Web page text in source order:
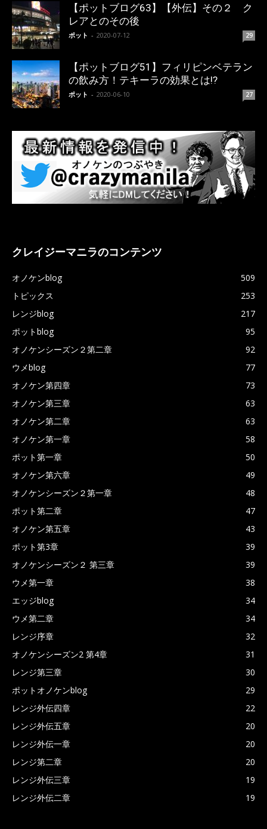
【ポットブログ63】【外伝】その２ ク
レアとのその後
ポット - 2020-07-12 29
【ポットブログ51】フィリピンベテラン
の飲み方！テキーラの効果とは!?
ポット - 2020-06-10 27
クレイジーマニラのコンテンツ
オノケンblog
509
トピックス
253
レンジblog
217
ポットblog
95
オノケンシーズン２第二章
92
ウメblog
77
オノケン第四章
73
オノケン第三章
63
オノケン第二章
63
オノケン第一章
58
ポット第一章
50
オノケン第六章
49
オノケンシーズン２第一章
48
ポット第二章
47
オノケン第五章
43
ポット第3章
39
オノケンシーズン２ 第三章
39
ウメ第一章
38
エッジblog
34
ウメ第二章
34
レンジ序章
32
オノケンシーズン2 第4章
31
レンジ第三章
30
ポットオノケンblog
29
レンジ外伝四章
22
レンジ外伝五章
20
レンジ外伝一章
20
レンジ第二章
20
レンジ外伝三章
19
レンジ外伝二章
19